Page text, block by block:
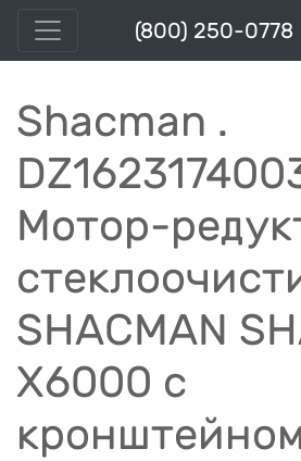
(800) 250-0778
Shacman .
Мотор-
SHACMAN
X6000 с